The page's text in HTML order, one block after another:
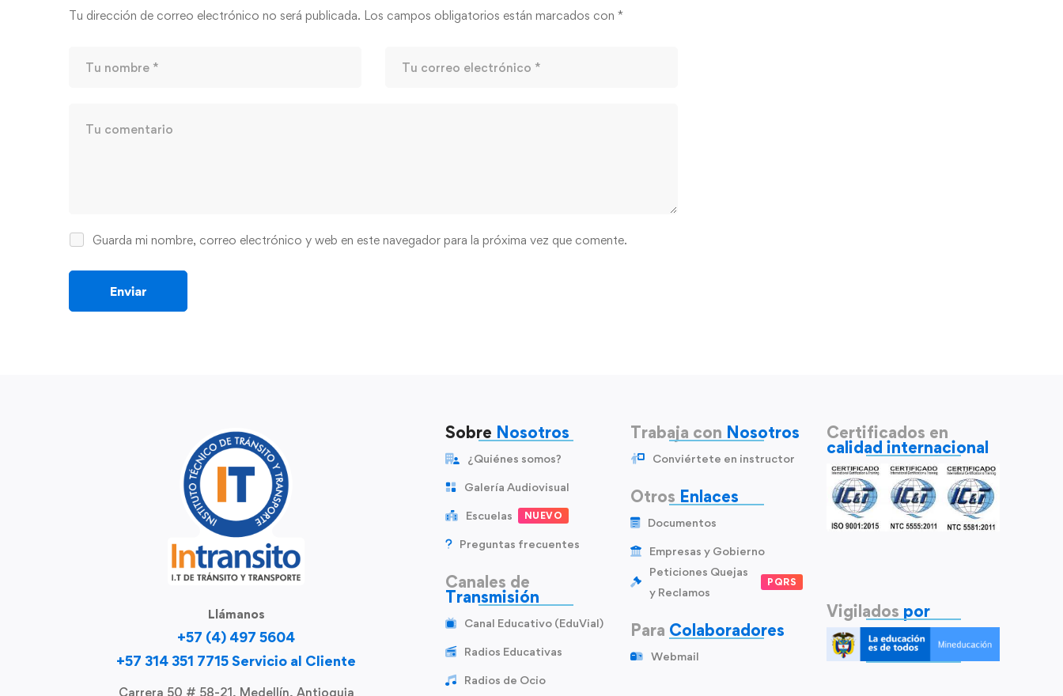
Tu dirección de correo electrónico no será publicada. Los campos obligatorios están marcados con *
Guarda mi nombre, correo electrónico y web en este navegador para la próxima vez que comente.
Llámanos
+57 (4) 497 5604
+57 314 351 7715 Servicio al Cliente
Carrera 50 # 58-21, Medellín, Antioquia
Sobre Nosotros
¿Quiénes somos?
Galería Audiovisual
Escuelas NUEVO
Preguntas frecuentes
Canales de
Transmisión
Canal Educativo (EduVial)
Radios Educativas
Radios de Ocio
Trabaja con Nosotros
Conviértete en instructor
Otros Enlaces
Documentos
Empresas y Gobierno
Peticiones Quejas
y Reclamos
PQRS
Para Colaboradores
Webmail
Certificados en
calidad internacional
Vigilados por